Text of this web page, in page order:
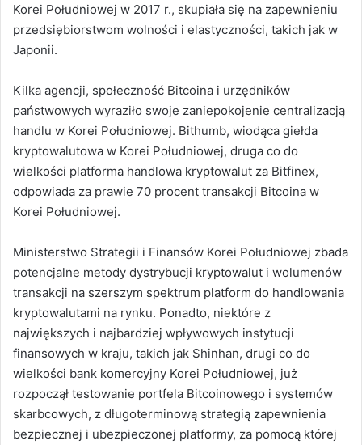
Korei Południowej w 2017 r., skupiała się na zapewnieniu
przedsiębiorstwom wolności i elastyczności, takich jak w
Japonii.
Kilka agencji, społeczność Bitcoina i urzędników
państwowych wyraziło swoje zaniepokojenie centralizacją
handlu w Korei Południowej. Bithumb, wiodąca giełda
kryptowalutowa w Korei Południowej, druga co do
wielkości platforma handlowa kryptowalut za Bitfinex,
odpowiada za prawie 70 procent transakcji Bitcoina w
Korei Południowej.
Ministerstwo Strategii i Finansów Korei Południowej zbada
potencjalne metody dystrybucji kryptowalut i wolumenów
transakcji na szerszym spektrum platform do handlowania
kryptowalutami na rynku. Ponadto, niektóre z
największych i najbardziej wpływowych instytucji
finansowych w kraju, takich jak Shinhan, drugi co do
wielkości bank komercyjny Korei Południowej, już
rozpoczął testowanie portfela Bitcoinowego i systemów
skarbcowych, z długoterminową strategią zapewnienia
bezpiecznej i ubezpieczonej platformy, za pomocą której